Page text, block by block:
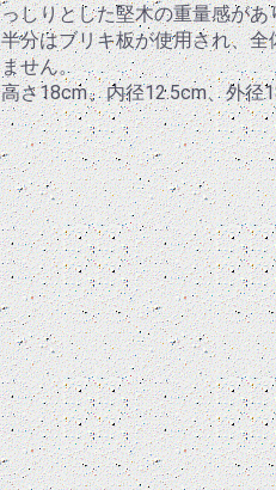
っしりとした堅木の重量感が
半分はブリキ板が使用され、
ません。
高さ18cm、内径12.5cm、外径